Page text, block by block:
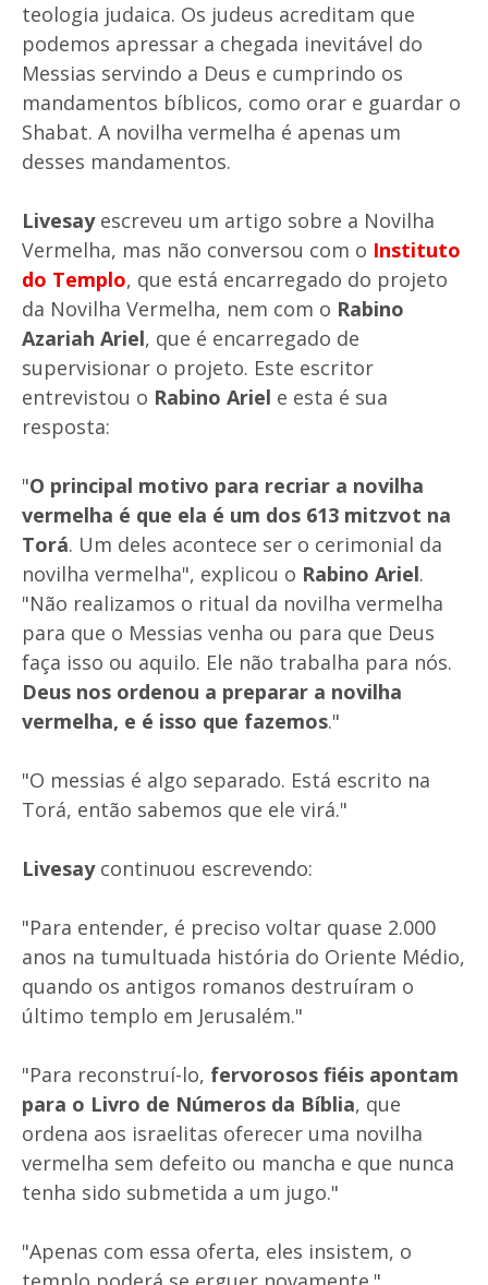
teologia judaica. Os judeus acreditam que
podemos apressar a chegada inevitável do
Messias servindo a Deus e cumprindo os
mandamentos bíblicos, como orar e guardar o
Shabat. A novilha vermelha é apenas um
desses mandamentos.
Livesay escreveu um artigo sobre a Novilha
Vermelha, mas não conversou com o Instituto
do Templo, que está encarregado do projeto
da Novilha Vermelha, nem com o Rabino
Azariah Ariel, que é encarregado de
supervisionar o projeto. Este escritor
entrevistou o Rabino Ariel e esta é sua
resposta:
"O principal motivo para recriar a novilha
vermelha é que ela é um dos 613 mitzvot na
Torá. Um deles acontece ser o cerimonial da
novilha vermelha", explicou o Rabino Ariel.
"Não realizamos o ritual da novilha vermelha
para que o Messias venha ou para que Deus
faça isso ou aquilo. Ele não trabalha para nós.
Deus nos ordenou a preparar a novilha
vermelha, e é isso que fazemos."
"O messias é algo separado. Está escrito na
Torá, então sabemos que ele virá."
Livesay continuou escrevendo:
"Para entender, é preciso voltar quase 2.000
anos na tumultuada história do Oriente Médio,
quando os antigos romanos destruíram o
último templo em Jerusalém."
"Para reconstruí-lo, fervorosos fiéis apontam
para o Livro de Números da Bíblia, que
ordena aos israelitas oferecer uma novilha
vermelha sem defeito ou mancha e que nunca
tenha sido submetida a um jugo."
"Apenas com essa oferta, eles insistem, o